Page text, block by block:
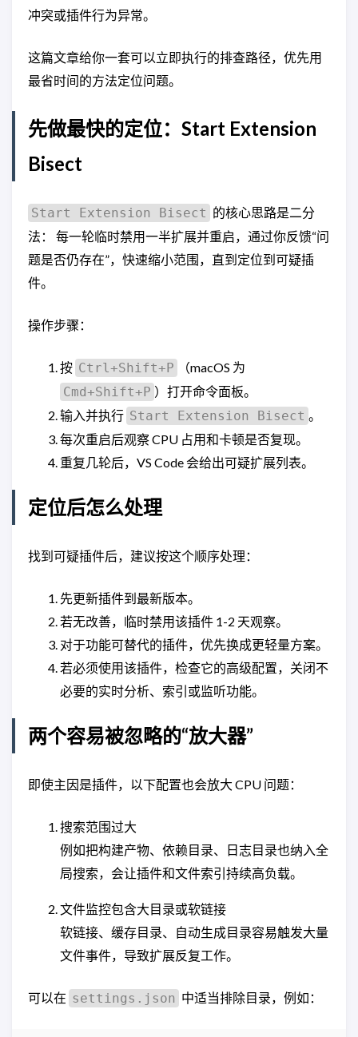
冲突或插件行为异常。
这篇文章给你一套可以立即执行的排查路径，优先用
最省时间的方法定位问题。
先做最快的定位：Start Extension
Bisect
Start Extension Bisect 的核心思路是二分
法： 每一轮临时禁用一半扩展并重启，通过你反馈“问
题是否仍存在”，快速缩小范围，直到定位到可疑插
件。
操作步骤：
按 Ctrl+Shift+P
（macOS 为
Cmd+Shift+P ）打开命令面板。
输入并执行 Start Extension Bisect 。
每次重启后观察 CPU 占用和卡顿是否复现。
重复几轮后，VS Code 会给出可疑扩展列表。
定位后怎么处理
找到可疑插件后，建议按这个顺序处理：
先更新插件到最新版本。
若无改善，临时禁用该插件 1-2 天观察。
对于功能可替代的插件，优先换成更轻量方案。
若必须使用该插件，检查它的高级配置，关闭不
必要的实时分析、索引或监听功能。
两个容易被忽略的“放大器”
即使主因是插件，以下配置也会放大 CPU 问题：
搜索范围过大
例如把构建产物、依赖目录、日志目录也纳入全
局搜索，会让插件和文件索引持续高负载。
文件监控包含大目录或软链接
软链接、缓存目录、自动生成目录容易触发大量
文件事件，导致扩展反复工作。
可以在 settings.json 中适当排除目录，例如：